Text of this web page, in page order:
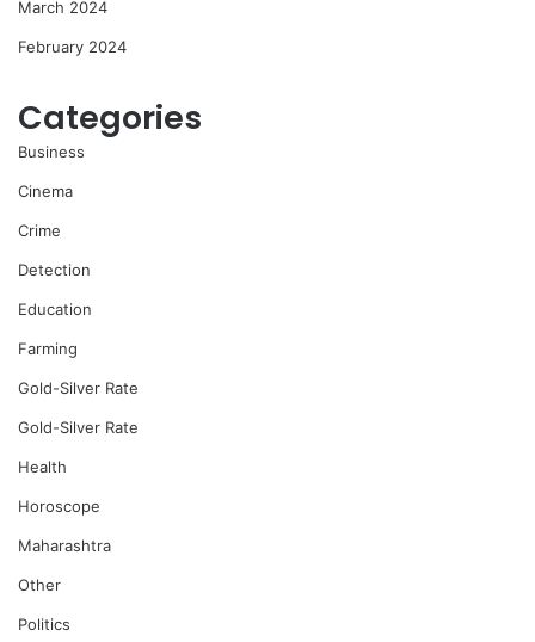
March 2024
February 2024
Categories
Business
Cinema
Crime
Detection
Education
Farming
Gold-Silver Rate
Gold-Silver Rate
Health
Horoscope
Maharashtra
Other
Politics